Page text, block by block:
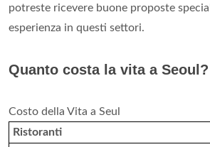
potreste ricevere buone proposte
esperienza in questi settori.
Quanto costa la vita a Seoul?
Costo della Vita a Seul
Ristoranti